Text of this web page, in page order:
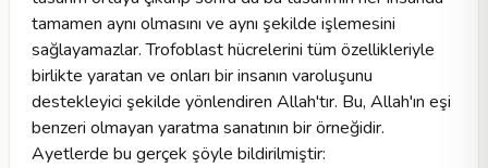
tamamen aynı olmasını ve aynı şekilde işlemesini
sağlayamazlar. Trofoblast hücrelerini tüm özellikleriyle
birlikte yaratan ve onları bir insanın varoluşunu
destekleyici şekilde yönlendiren Allah'tır. Bu, Allah'ın eşi
benzeri olmayan yaratma sanatının bir örneğidir.
Ayetlerde bu gerçek şöyle bildirilmiştir: